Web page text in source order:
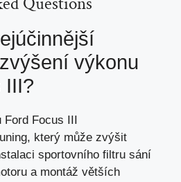
výkonu
III?
Focus III
který může zvýšit
sportovního filtru sání
a montáž větších